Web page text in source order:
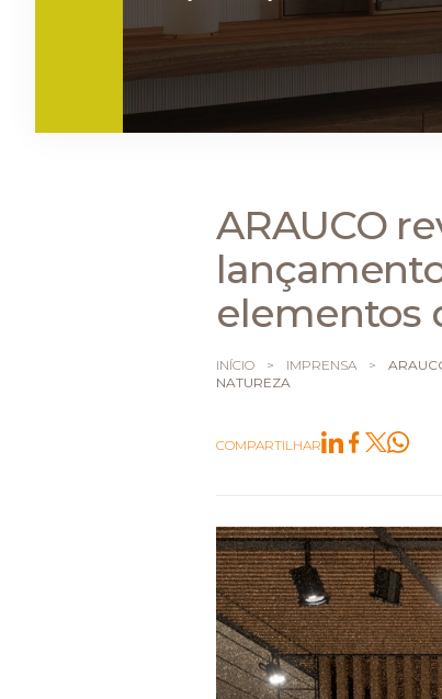
ARAUCO
elementos
INÍCIO > IMPRENSA >
NATUREZA
COMPARTILHAR